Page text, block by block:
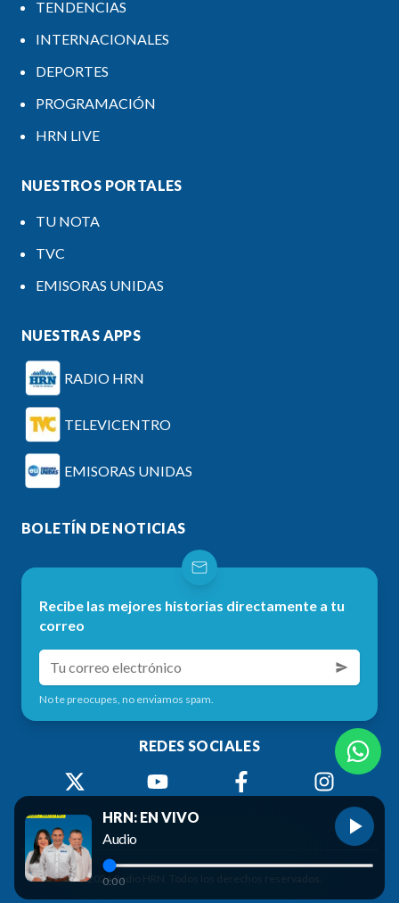
TENDENCIAS
INTERNACIONALES
DEPORTES
PROGRAMACIÓN
HRN LIVE
NUESTROS PORTALES
TU NOTA
TVC
EMISORAS UNIDAS
NUESTRAS APPS
RADIO HRN
TELEVICENTRO
EMISORAS UNIDAS
BOLETÍN DE NOTICIAS
Recibe las mejores historias directamente a tu
correo
No te preocupes, no enviamos spam.
REDES SOCIALES
©2026Radio HRN. Todos los derechos reservados.
HRN: EN VIVO
Audio
0:00